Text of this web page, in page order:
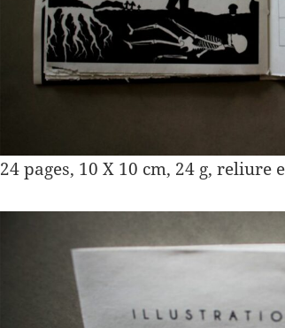
24 pages, 10 X 10 cm, 24 g,